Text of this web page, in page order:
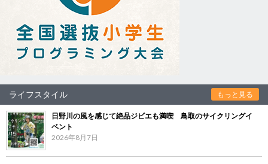
ライフスタイル もっと見る
日野川の風を感じて絶品ジビエも満喫 鳥取のサイクリングイ
ベント
2026年8月7日